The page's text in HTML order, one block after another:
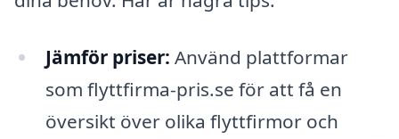
Jämför priser: Använd plattformar
som flyttfirma-pris.se för att få en
översikt över olika flyttfirmor och